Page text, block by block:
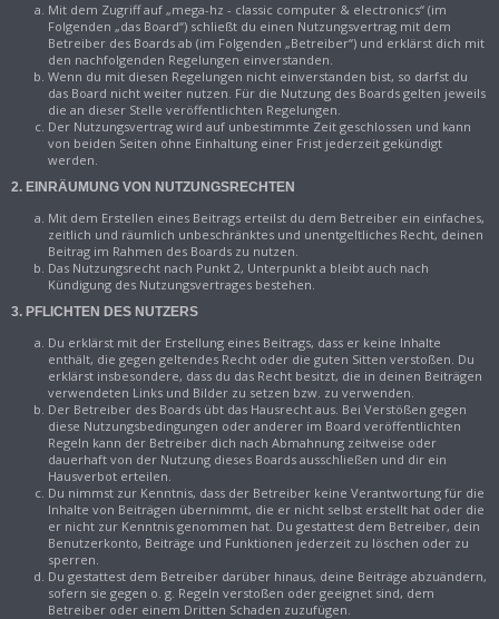
Mit dem Zugriff auf „mega-hz - classic computer & electronics“ (im
Folgenden „das Board“) schließt du einen Nutzungsvertrag mit dem
Betreiber des Boards ab (im Folgenden „Betreiber“) und erklärst dich mit
den nachfolgenden Regelungen einverstanden.
Wenn du mit diesen Regelungen nicht einverstanden bist, so darfst du
das Board nicht weiter nutzen. Für die Nutzung des Boards gelten jeweils
die an dieser Stelle veröffentlichten Regelungen.
Der Nutzungsvertrag wird auf unbestimmte Zeit geschlossen und kann
von beiden Seiten ohne Einhaltung einer Frist jederzeit gekündigt
werden.
2. EINRÄUMUNG VON NUTZUNGSRECHTEN
Mit dem Erstellen eines Beitrags erteilst du dem Betreiber ein einfaches,
zeitlich und räumlich unbeschränktes und unentgeltliches Recht, deinen
Beitrag im Rahmen des Boards zu nutzen.
Das Nutzungsrecht nach Punkt 2, Unterpunkt a bleibt auch nach
Kündigung des Nutzungsvertrages bestehen.
3. PFLICHTEN DES NUTZERS
Du erklärst mit der Erstellung eines Beitrags, dass er keine Inhalte
enthält, die gegen geltendes Recht oder die guten Sitten verstoßen. Du
erklärst insbesondere, dass du das Recht besitzt, die in deinen Beiträgen
verwendeten Links und Bilder zu setzen bzw. zu verwenden.
Der Betreiber des Boards übt das Hausrecht aus. Bei Verstößen gegen
diese Nutzungsbedingungen oder anderer im Board veröffentlichten
Regeln kann der Betreiber dich nach Abmahnung zeitweise oder
dauerhaft von der Nutzung dieses Boards ausschließen und dir ein
Hausverbot erteilen.
Du nimmst zur Kenntnis, dass der Betreiber keine Verantwortung für die
Inhalte von Beiträgen übernimmt, die er nicht selbst erstellt hat oder die
er nicht zur Kenntnis genommen hat. Du gestattest dem Betreiber, dein
Benutzerkonto, Beiträge und Funktionen jederzeit zu löschen oder zu
sperren.
Du gestattest dem Betreiber darüber hinaus, deine Beiträge abzuändern,
sofern sie gegen o. g. Regeln verstoßen oder geeignet sind, dem
Betreiber oder einem Dritten Schaden zuzufügen.